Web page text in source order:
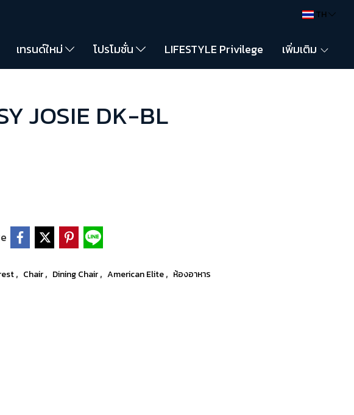
TH
เทรนด์ใหม่ โปรโมชั่น LIFESTYLE Privilege เพิ่มเติม
JOSIE DK-BL
, Chair, Dining Chair, American Elite, ห้องอาหาร